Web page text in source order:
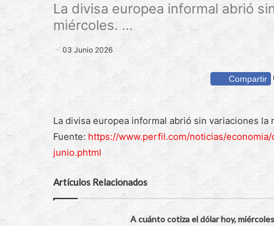
La divisa europea informal abrió
miércoles. ...
03 Junio 2026
Compartir
La divisa europea informal abrió sin variaciones
Fuente: https://www.perfil.com/noticias/
junio.phtml
Artículos Relacionados
A cuánto cotiza el dólar hoy,